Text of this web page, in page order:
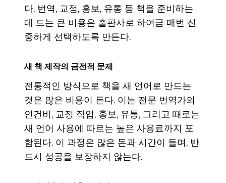
다. 번역, 교정, 홍보, 유통 등 책을 준비하는
데 드는 큰 비용은 출판사로 하여금 매번 신
중하게 선택하도록 만든다.
새 책 제작의 금전적 문제
전통적인 방식으로 책을 새 언어로 만드는
것은 많은 비용이 든다. 이는 전문 번역가의
인건비, 교정 작업, 홍보, 유통, 그리고 때로는
새 언어 사용에 따르는 높은 사용료까지 포
함된다. 이 과정은 많은 돈과 시간이 들며, 반
드시 성공을 보장하지 않는다.